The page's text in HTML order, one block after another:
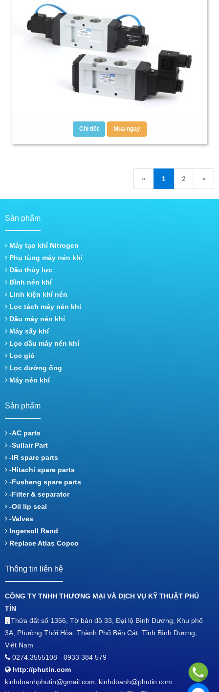
Chi tiết Mua ngay
« 1 2 »
Sản phẩm
Máy tạo khí Nitrogen
Phụ tùng máy nén khí
Dầu thủy lực
Bình nén khí
Linh kiện khí nén
Lọc tách máy nén khí
Dầu máy nén khí
Máy sấy khí
Lọc dầu máy nén khí
Lọc gió
Lọc đường ống
Máy nén khí
Sản phẩm
-AC parts
-Sullair Part
-IR spare parts
-Hitachi spare parts
-Fusheng spare parts
-Filter & separator
-Oil lip seal
-Valves
Ingersoll Rand
Replace Atlas Copco
Thông tin liên hệ
CÔNG TY TNHH THƯƠNG MẠI VÀ DỊCH VỤ KỸ THUẬT PHÚ
TÍN
Thửa đất số 1356, Tờ bản đồ 33, Đại lộ Bình Dương, Khu phố
3A, Phường Thới Hòa, Thành Phố Bến Cát, Tỉnh Bình Dương,
Việt Nam
0274.3555108 - 0933 384 579
http://phutin.com
kinhdoanhphutin@gmail.com, kinhdoanh@phutin.com